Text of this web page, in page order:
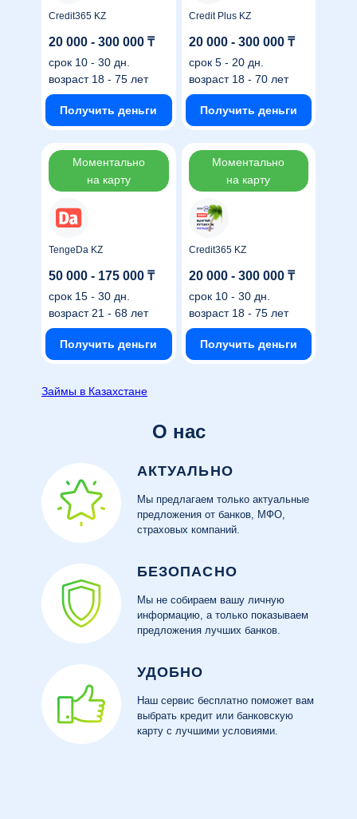
Credit365 KZ
20 000 - 300 000 ₸
срок 10 - 30 дн.
возраст 18 - 75 лет
Получить деньги
Credit Plus KZ
20 000 - 300 000 ₸
срок 5 - 20 дн.
возраст 18 - 70 лет
Получить деньги
Моментально
на карту
TengeDa KZ
50 000 - 175 000 ₸
срок 15 - 30 дн.
возраст 21 - 68 лет
Получить деньги
Моментально
на карту
Credit365 KZ
20 000 - 300 000 ₸
срок 10 - 30 дн.
возраст 18 - 75 лет
Получить деньги
Займы в Казахстане
О нас
АКТУАЛЬНО
Мы предлагаем только актуальные
предложения от банков, МФО,
страховых компаний.
БЕЗОПАСНО
Мы не собираем вашу личную
информацию, а только показываем
предложения лучших банков.
УДОБНО
Наш сервис бесплатно поможет вам
выбрать кредит или банковскую
карту с лучшими условиями.